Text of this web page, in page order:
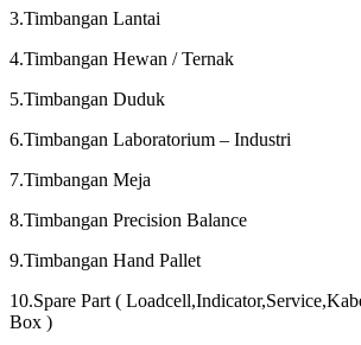
3.Timbangan Lantai
4.Timbangan Hewan / Ternak
5.Timbangan Duduk
6.Timbangan Laboratorium – Industri
7.Timbangan Meja
8.Timbangan Precision Balance
9.Timbangan Hand Pallet
10.Spare Part (
Box )